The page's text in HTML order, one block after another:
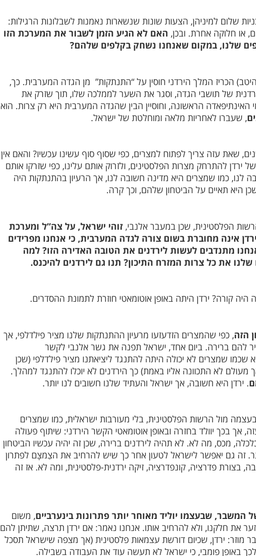
שלום למיניהן, הצעות שונות שנשארות נאמנות לשבלונות הרגילות:
או חלוקה אחרת. ובכן, האם לא הגיע הזמן לשבור את המערכת הזו
שלנו, במקום שאנחנו נשחק בקלפים שלהם?
מן הגדה המערבית. כך,
של תושבי הגדה, וסגר את השער לממלכה שלו, תוך שזרק את
הראשונה, וחוסיין הבין שהגדה המערבית היא רק צרות. הוא
, שעברו לאחריות מלאה ומוחלטת של ישראל.
שאת עזה צריך לפתוח למצרים, כפי שסוף סוף עשינו עכשיו? והאם אין
ירדן להתרחק מצרות הפלסטינים, ולזרוק אותם עלינו, כפי שזרקו אותם
לנו, כמו שמצרים היא מדינה חשובה לנו, אך הרעיון בהתנתקות היה
היא תאיים על הביטחון שלהם, וכך קרה.
הפלסטינית, שכן במעבר אלנבי, זוהי ישראל, על צה”ל ומערכת
אינה מחוברת בשום צורה לגדה המערבית, כי אנחנו מפרידים
מתנדבים לעשות לירדנים את הטובה האדירה הזו? למה
את כל צרות המזרח התיכון? תנו גם לירדנים להיכנס.
קורה? ירדן היתה באופן אוטומאטי חוזרת לתמונת ההסדרים.
הזה, כפי שהמצרים הזדעזעו מרעיון ההתנתקות שלנו מציר פילדלפי, אך
להם ברירה. ביום אחד, ישראל תפנה את גשר אלנבי לקשר
שכמו שמצרים לא יכולה היתה להתנגד ליציאתנו מציר פילדלפי (שכן
לא התכוונה אליו באמת) כך הירדנים לא יוכלו להתנגד למהלך.
. ירדן היא חשובה, אך ישראל והעתיד שלנו חשובים לנו יותר.
מול הרשות הפלסטינית, בלי מעורבות ישראלית, כמו שמצרים
בכך יוולד בחזרה ובאופן אוטומאטי הקשר הירדני: שיתוף פעולה
כלכלה, מכס, מה לא. לא תהיה לירדנים ברירה, שכן זה יהיה עכשיו הביטחון
זה גם יאפשר לישראל לטעון אחר כך שיש להרחיב את הצַמצָם לפתרון
בצורת פדרציה, קונפדרציה, זיקה ירדנית-פלסטינית, ומה לא. אז זה
המשבר, שבעצמו יוליד מאוחר יותר פתרונות בינערביים, משום
את חלקנו, ולא להרחיב אותו. אנחנו נאמר: אם ירדן תרצה, שתיתן להם
מוזר: ירדן, שכיום דורשת עצמאות פלסטינית (אך מצפה שישראל תסכל
באופן פומבי, כי ישראל לא תעשה עוד את העבודה בשבילה.